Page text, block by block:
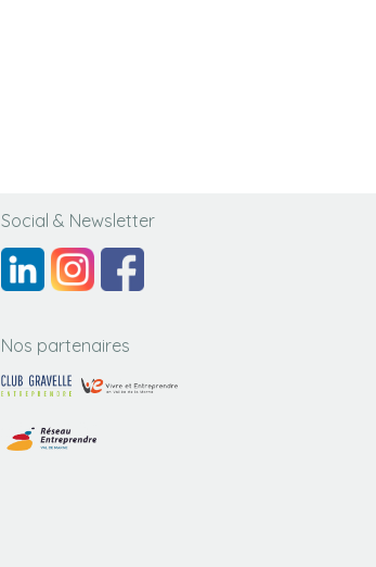
Social & Newsletter
Nos partenaires